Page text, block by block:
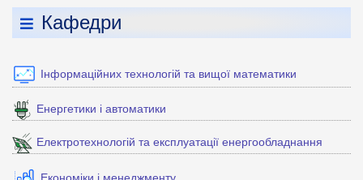
Кафедри
Інформаційних технологій та вищої математики
Енергетики і автоматики
Електротехнологій та експлуатації енергообладнання